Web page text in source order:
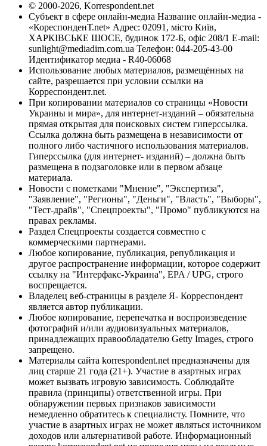
© 2000-2026, Korrespondent.net
Субъект в сфере онлайн-медиа Название онлайн-медиа -
«КореспонденТ.net» Адрес: 02091, місто Київ,
ХАРКІВСЬКЕ ШОСЕ, будинок 172-Б, офіс 208/1 E-mail:
sunlight@mediadim.com.ua Телефон: 044-205-43-00
Идентификатор медиа - R40-06068
Использование любых материалов, размещённых на
сайте, разрешается при условии ссылки на
Корреспондент.net.
При копировании материалов со страницы «Новости
Украины и мира», для интернет-изданий – обязательна
прямая открытая для поисковых систем гиперссылка.
Ссылка должна быть размещена в независимости от
полного либо частичного использования материалов.
Гиперссылка (для интернет- изданий) – должна быть
размещена в подзаголовке или в первом абзаце
материала.
Новости с пометками "Мнение", "Экспертиза",
"Заявление", "Регионы", "Деньги", "Власть", "Выборы",
"Тест-драйв", "Спецпроекты", "Промо" публикуются на
правах рекламы.
Раздел Спецпроекты создается совместно с
коммерческими партнерами.
Любое копирование, публикация, републикация и
другое распространение информации, которое содержит
ссылку на "Интерфакс-Украина", EPA / UPG, строго
воспрещается.
Владелец веб-страницы в разделе Я- Корреспондент
является автор публикации.
Любое копирование, перепечатка и воспроизведение
фотографий и/или аудиовизуальных материалов,
принадлежащих правообладателю Getty Images, строго
запрещено.
Материалы сайта korrespondent.net предназначены для
лиц старше 21 года (21+). Участие в азартных играх
может вызвать игровую зависимость. Соблюдайте
правила (принципы) ответственной игры. При
обнаружении первых признаков зависимости
немедленно обратитесь к специалисту. Помните, что
участие в азартных играх не может являться источником
доходов или альтернативой работе. Информационный